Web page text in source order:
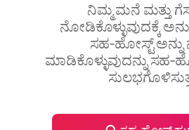
ನಿಮ್ಮ ಮನೆ ಮತ್ತು
ನೋಡಿಕೊಳ್ಳುವುದಕ್ಕೆ
ಸಹ‑ಹೋಸ್ಟ್
ಮಾಡಿಕೊಳ್ಳುವುದನ್ನು